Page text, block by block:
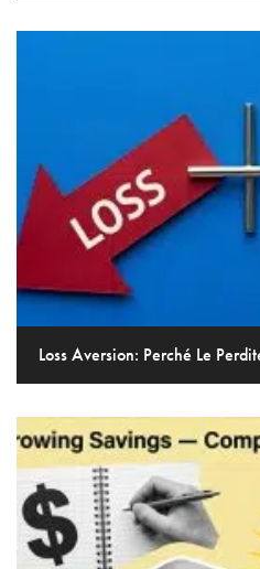
Loss Aversion: Perché Le